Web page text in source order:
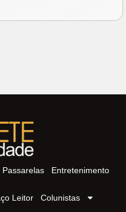
Passarelas Entretenimento
Leitor Colunistas